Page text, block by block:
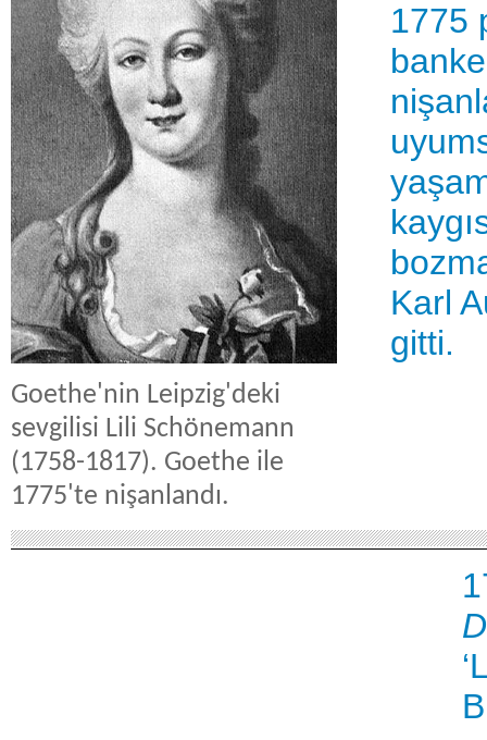
1775
Karl
gitti.
Goethe'nin Leipzig'deki
sevgilisi Lili Schönemann
(1758-1817). Goethe ile
1775'te nişanlandı.